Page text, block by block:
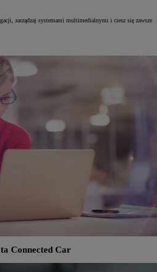
zarządzaj systemami multimedialnymi i ciesz się zawsze
Connected Car